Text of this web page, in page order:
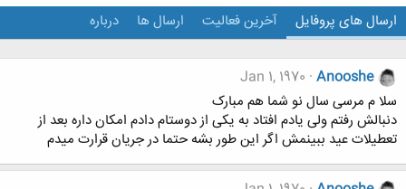
ارسال های پروفایل آخرین فعالیت ارسال ها درباره
Anooshe
Jan 1, 1970
سلا م مرسی سال نو شما هم مبارک
دنبالش رفتم ولی یادم افتاد به یکی از دوستام دادم امکان داره بعد از
تعطیلات عید ببینمش اگر این طور بشه حتما در جریان قرارت میدم